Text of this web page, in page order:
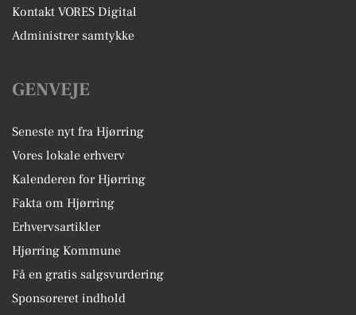
Kontakt VORES Digital
Administrer samtykke
GENVEJE
Seneste nyt fra Hjørring
Vores lokale erhverv
Kalenderen for Hjørring
Fakta om Hjørring
Erhvervsartikler
Hjørring Kommune
Få en gratis salgsvurdering
Sponsoreret indhold